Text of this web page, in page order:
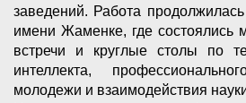
заведений. Работа
имени Жаменке, где состоялись
встречи и круглые столы по
интеллекта,
молодежи и взаимодействия